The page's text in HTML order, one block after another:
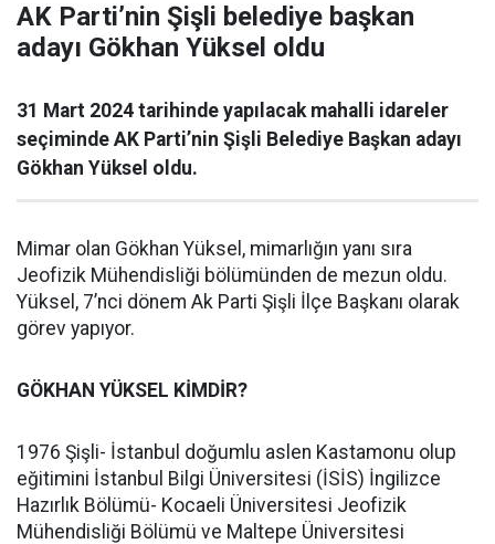
AK Parti’nin Şişli belediye başkan
adayı Gökhan Yüksel oldu
31 Mart 2024 tarihinde yapılacak mahalli idareler
seçiminde AK Parti’nin Şişli Belediye Başkan adayı
Gökhan Yüksel oldu.
Mimar olan Gökhan Yüksel, mimarlığın yanı sıra
Jeofizik Mühendisliği bölümünden de mezun oldu.
Yüksel, 7’nci dönem Ak Parti Şişli İlçe Başkanı olarak
görev yapıyor.
GÖKHAN YÜKSEL KİMDİR?
1976 Şişli- İstanbul doğumlu aslen Kastamonu olup
eğitimini İstanbul Bilgi Üniversitesi (İSİS) İngilizce
Hazırlık Bölümü- Kocaeli Üniversitesi Jeofizik
Mühendisliği Bölümü ve Maltepe Üniversitesi